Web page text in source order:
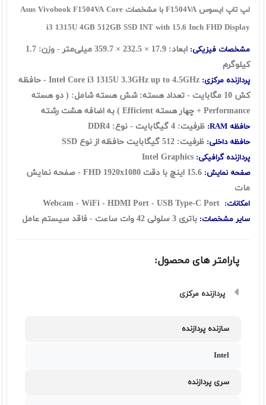
لپ تاپ ایسوس F1504VA با مشخصات Asus Vivobook F1504VA Core
i3 1315U 4GB 512GB SSD INT with 15.6 Inch FHD Display
مشخصات فیزیکی: ابعاد: 17.9
×
232.5
×
359.7
میلی‌متر - وزن: 1.7
کیلوگرم
پردازنده مرکزی:
Intel Core i3 1315U 3.3GHz up to 4.5GHz - حافظه
کش 10 مگابایت - تعداد هسته: شش هسته شامل: ( دو هسته
Performance + چهار هسته Efficient ) به اضافه هشت رشته
حافظه RAM: ظرفیت: 4 گيگابايت - نوع: DDR4
حافظه داخلی: ظرفیت: 512 گیگابایت حافظه از نوع SSD
پردازنده گرافیکی:
صفحه نمایش:
15.6 اينچ با دقت FHD 1920x1080 - صفحه نمایش
مات
امکانات:
سایر مشخصات: باتری 3 سلولی 42 وات ساعت - فاقد سیستم عامل
پارامتر های محصول:
پردازنده مرکزی
سازنده پردازنده
Intel
سری پردازنده